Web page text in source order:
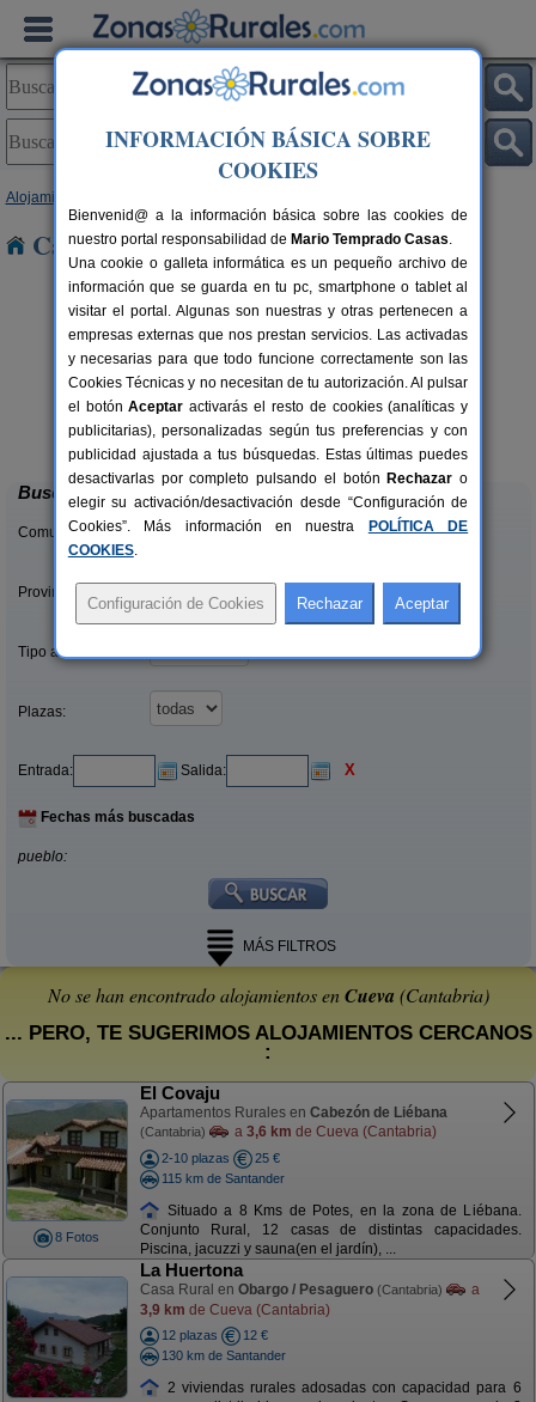
Alojamientos
Casas Rurales cerca de Cueva
20+1 pers.
desde25 €
La Casa del Lago de Campoo
Orzales (Cantabria)
Buscar
Comunidades:
Provincias/Islas:
Tipo alquiler:
Plazas:
Entrada: Salida: X
Fechas más buscadas
pueblo:
MÁS FILTROS
No se han encontrado alojamientos enCueva (Cantabria)
... PERO, TE SUGERIMOS ALOJAMIENTOS CERCANOS
:
8 Fotos
El Covaju
Apartamentos Rurales en Cabezón de Liébana
(Cantabria) a 3,6 km de Cueva (Cantabria)
2-10 plazas
25 €
115 km de Santander
Situado a 8 Kms de Potes, en la zona de Liébana.
Conjunto Rural, 12 casas de distintas capacidades.
Piscina, jacuzzi y sauna(en el jardín), ...
La Huertona
Casa Rural en Obargo / Pesaguero (Cantabria)
a
3,9 km de Cueva (Cantabria)
12 plazas
12 €
130 km de Santander
2 viviendas rurales adosadas con capacidad para 6
INFORMACIÓN BÁSICA SOBRE
COOKIES
Bienvenid@ a la información básica sobre las cookies de
nuestro portal responsabilidad de Mario Temprado Casas.
Una cookie o galleta informática es un pequeño archivo de
información que se guarda en tu pc, smartphone o tablet al
visitar el portal. Algunas son nuestras y otras pertenecen a
empresas externas que nos prestan servicios. Las activadas
y necesarias para que todo funcione correctamente son las
Cookies Técnicas y no necesitan de tu autorización. Al pulsar
el botónAceptar activarás el resto de cookies (analíticas y
publicitarias), personalizadas según tus preferencias y con
publicidad ajustada a tus búsquedas. Estas últimas puedes
desactivarlas por completo pulsando el botón Rechazar o
elegir su activación/desactivación desde “Configuración de
Cookies”. Más información en nuestra
POLÍTICA DE
COOKIES.